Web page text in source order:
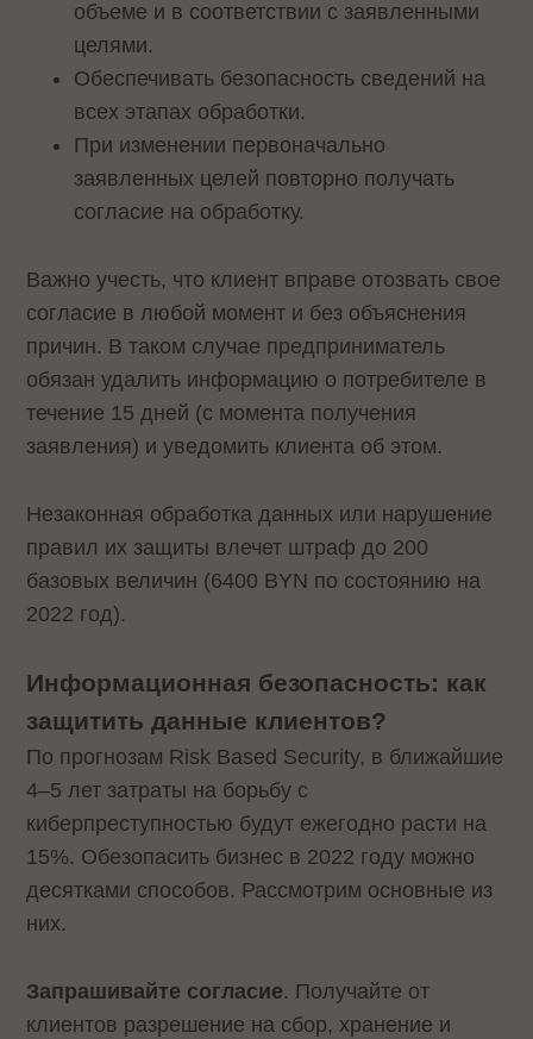
объеме и в соответствии с заявленными
целями.
Обеспечивать безопасность сведений на
всех этапах обработки.
При изменении первоначально
заявленных целей повторно получать
согласие на обработку.
Важно учесть, что клиент вправе отозвать свое
согласие в любой момент и без объяснения
причин. В таком случае предприниматель
обязан удалить информацию о потребителе в
течение 15 дней (с момента получения
заявления) и уведомить клиента об этом.
Незаконная обработка данных или нарушение
правил их защиты влечет штраф до 200
базовых величин (6400 BYN по состоянию на
2022 год).
Информационная безопасность: как
защитить данные клиентов?
По прогнозам Risk Based Security, в ближайшие
4–5 лет затраты на борьбу с
киберпреступностью будут ежегодно расти на
15%. Обезопасить бизнес в 2022 году можно
десятками способов. Рассмотрим основные из
них.
Запрашивайте согласие. Получайте от
клиентов разрешение на сбор, хранение и